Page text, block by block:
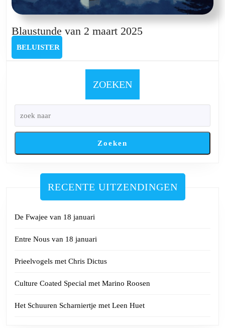
Blaustunde van 2 maart 2025Blaustunde
BELUISTER
ZOEKEN
Zoeken
RECENTE UITZENDINGEN
De Fwajee van 18 januari
Entre Nous van 18 januari
Prieelvogels met Chris Dictus
Culture Coated Special met Marino Roosen
Het Schuuren Scharniertje met Leen Huet